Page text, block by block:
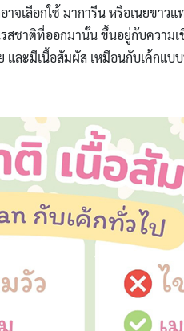
จเลือกใช้ มาการีน หรือเนยขาวแ
สชาติที่ออกมานั้น ขึ้นอยู่กับความ
ละมีเนื้อสัมผัส เหมือนกับเค้กแบ